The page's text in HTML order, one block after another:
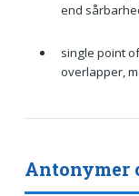
end
single point
overlapper,
Antonymer